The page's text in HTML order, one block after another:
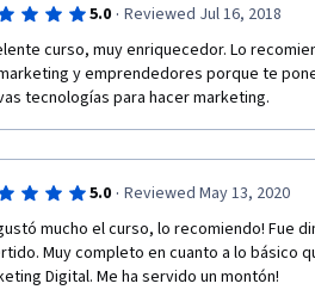
5.0 · Reviewed Jul 16, 2018
curso, muy enriquecedor. Lo
y emprendedores porque te
tecnologías para hacer marketing.
5.0 · Reviewed May 13, 2020
mucho el curso, lo recomiendo! Fue
Muy completo en cuanto a lo básico
Digital. Me ha servido un montón!